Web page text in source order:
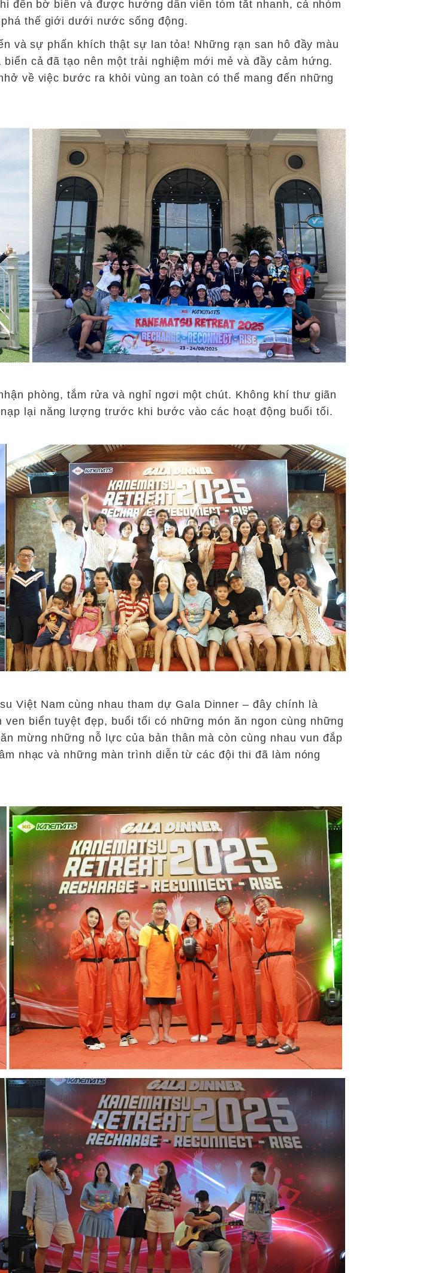
đến bờ biển và được hướng dẫn viên tóm tắt nhanh, cả nhóm
thế giới dưới nước sống động.
và sự phấn khích thật sự lan tỏa! Những rạn san hô đầy màu
cả đã tạo nên một trải nghiệm mới mẻ và đầy cảm hứng.
về việc bước ra khỏi vùng an toàn có thể mang đến những
phòng, tắm rửa và nghỉ ngơi một chút. Không khí thư giãn
lại năng lượng trước khi bước vào các hoạt động buổi tối.
Việt Nam cùng nhau tham dự Gala Dinner – đây chính là
biển tuyệt đẹp, buổi tối có những món ăn ngon cùng những
mừng những nỗ lực của bản thân mà còn cùng nhau vun đắp
nhạc và những màn trình diễn từ các đội thi đã làm nóng